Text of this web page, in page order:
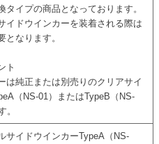
タイプの商品となっております。
イドウインカーを装着される際は
となります。
ト
は純正または別売りのクリアサイ
（NS-01）またはTypeB（NS-
。
サイドウインカーTypeA（NS-